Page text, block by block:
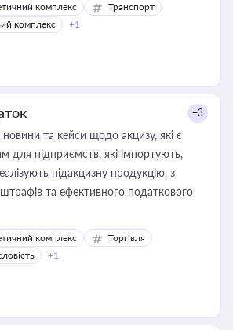
комплекс
Транспорт
комплекс
+1
+3
та кейси щодо акцизу, які є
для підприємств, які імпортують,
підакцизну продукцію, з
та ефективного податкового
комплекс
Торгівля
+1